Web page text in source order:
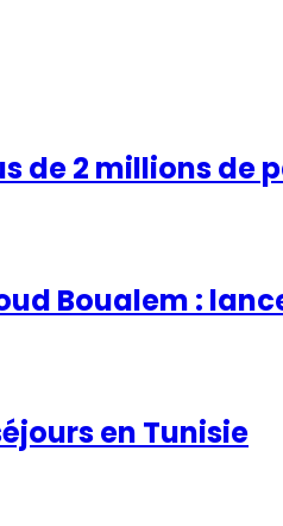
de 2 millions de
Boualem :
en Tunisie